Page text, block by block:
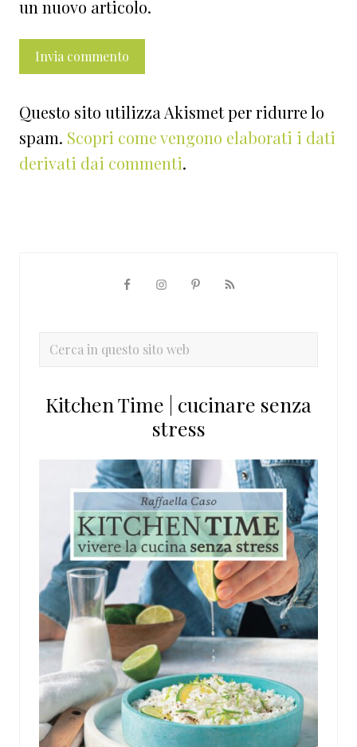
un nuovo articolo.
Questo sito utilizza Akismet per ridurre lo
spam. Scopri come vengono elaborati i dati
derivati dai commenti.
primaria
Cerca
sito
Kitchen Time | cucinare senza
stress